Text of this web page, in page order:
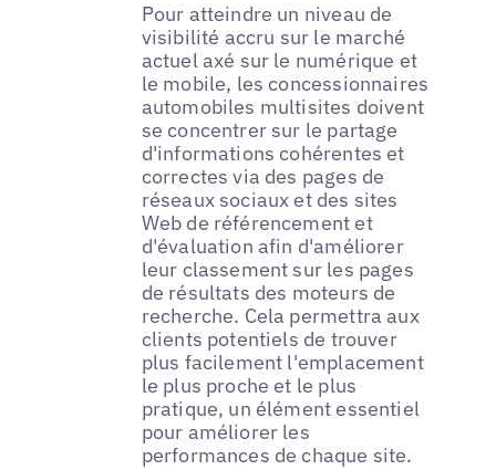
Pour atteindre un niveau de
visibilité accru sur le marché
actuel axé sur le numérique et
le mobile, les concessionnaires
automobiles multisites doivent
se concentrer sur le partage
d'informations cohérentes et
correctes via des pages de
réseaux sociaux et des sites
Web de référencement et
d'évaluation afin d'améliorer
leur classement sur les pages
de résultats des moteurs de
recherche. Cela permettra aux
clients potentiels de trouver
plus facilement l'emplacement
le plus proche et le plus
pratique, un élément essentiel
pour améliorer les
performances de chaque site.